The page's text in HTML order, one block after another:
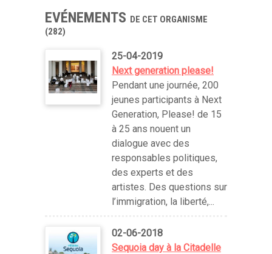
EVÉNEMENTS DE CET ORGANISME
(282)
25-04-2019
Next generation please!
Pendant une journée, 200
jeunes participants à Next
Generation, Please! de 15
à 25 ans nouent un
dialogue avec des
responsables politiques,
des experts et des
artistes. Des questions sur
l’immigration, la liberté,...
02-06-2018
Sequoia day à la Citadelle